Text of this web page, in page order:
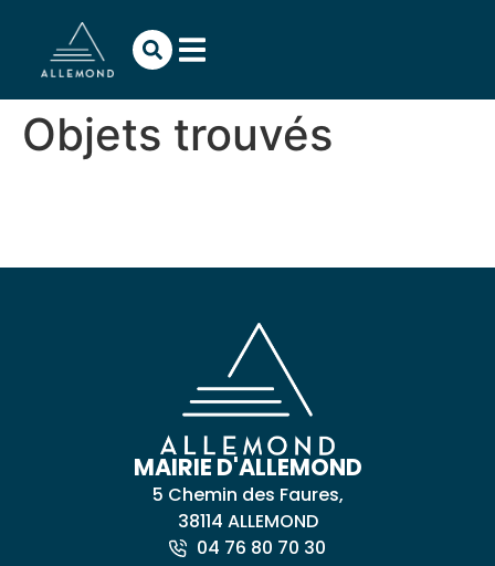
Objets trouvés
MAIRIE D'ALLEMOND
5 Chemin des Faures,
38114 ALLEMOND
04 76 80 70 30